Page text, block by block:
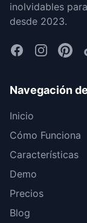
inolvidables
desde 2023.
Navegación
Inicio
Cómo Funciona
Características
Demo
Precios
Blog